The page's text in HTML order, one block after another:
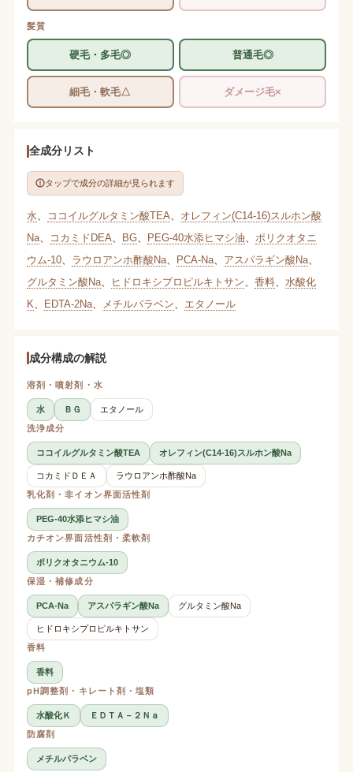
髪質
硬毛・多毛◎ 普通毛◎
細毛・軟毛△ ダメージ毛×
全成分リスト
タップで成分の詳細が見られます
水 ココイルグルタミン酸TEA
オレフィン(C14-16)スルホン酸
Na、 コカミドDEA BG、 PEG-40水添ヒマシ油
ポリクオタニ
ウム-10、 ラウロアンホ酢酸Na、 PCA-Na、 アスパラギン酸Na、
グルタミン酸Na、 ヒドロキシプロピルキトサン 香料、 水酸化
K
EDTA-2Na、 メチルパラベン エタノール
成分構成の解説
溶剤・噴射剤・水
水 ＢＧ
エタノール
洗浄成分
ココイルグルタミン酸TEA オレフィン(C14-16)スルホン酸Na
コカミドＤＥＡ
ラウロアンホ酢酸Na
乳化剤・非イオン界面活性剤
PEG-40水添ヒマシ油
カチオン界面活性剤・柔軟剤
ポリクオタニウム-10
保湿・補修成分
PCA-Na アスパラギン酸Na グルタミン酸Na
ヒドロキシプロピルキトサン
香料
香料
pH調整剤・キレート剤・塩類
水酸化Ｋ
ＥＤＴＡ－２Ｎａ
防腐剤
メチルパラベン